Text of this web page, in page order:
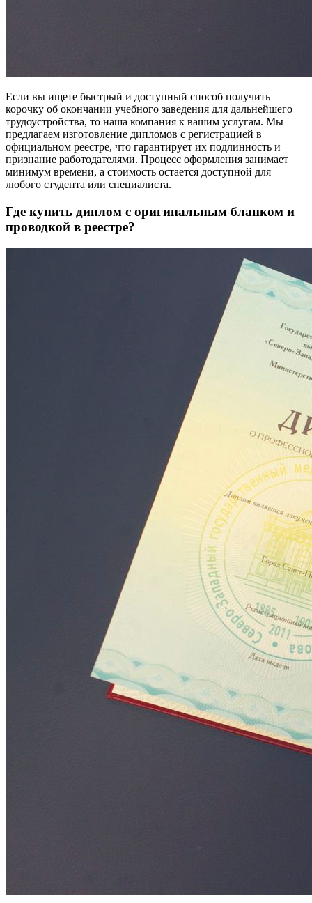
Если вы ищете быстрый и доступный способ получить
корочку об окончании учебного заведения для дальнейшего
трудоустройства, то наша компания к вашим услугам. Мы
предлагаем изготовление дипломов с регистрацией в
официальном реестре, что гарантирует их подлинность и
признание работодателями. Процесс оформления занимает
минимум времени, а стоимость остается доступной для
любого студента или специалиста.
Где купить диплом с оригинальным бланком и
проводкой в реестре?